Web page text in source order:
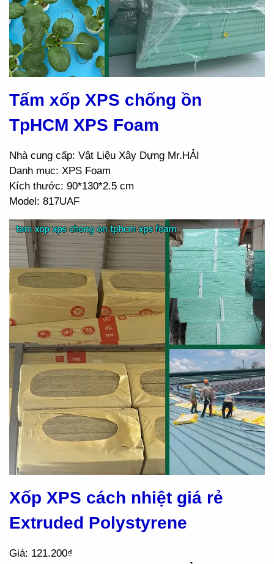
Tấm xốp XPS chống ồn
TpHCM XPS Foam
Nhà cung cấp: Vật Liệu Xây Dựng Mr.HẢI
Danh mục: XPS Foam
Kích thước: 90*130*2.5 cm
Model: 817UAF
Xốp XPS cách nhiệt giá rẻ
Extruded Polystyrene
Giá: 121.200₫